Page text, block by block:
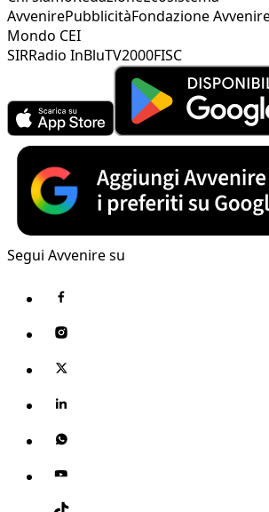
AvvenirePubblicitàFondazione
Mondo CEI
SIRRadio InBluTV2000FISC
Segui Avvenire su